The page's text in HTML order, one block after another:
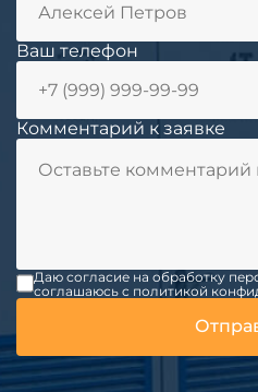
Ваш телефон
Комментарий к заявке
Даю согласие на обработку
соглашаюсь c политикой